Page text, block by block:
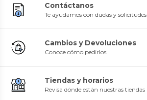
Contáctanos
Te ayudamos con dudas y solicitudes
Cambios y Devoluciones
Conoce cómo pedirlos
Tiendas y horarios
Revisa dónde están nuestras tiendas